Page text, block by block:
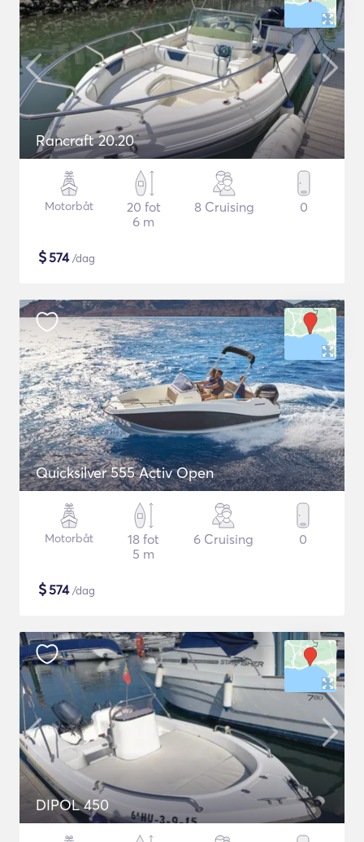
Rancraft 20.20
Motorbåt
20 fot
6 m
8 Cruising 0
$574/dag
Quicksilver 555 Activ Open
Motorbåt
18 fot
5 m
6 Cruising 0
$574/dag
DIPOL 450